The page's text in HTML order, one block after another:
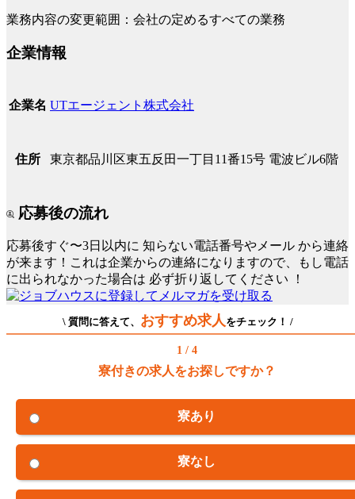
業務内容の変更範囲：会社の定めるすべての業務
企業情報
企業名 UTエージェント株式会社
住所 東京都品川区東五反田一丁目11番15号 電波ビル6階
応募後の流れ
応募後すぐ〜3日以内に 知らない電話番号やメール から連絡
が来ます！これは企業からの連絡になりますので、もし電話
に出られなかった場合は 必ず折り返してください ！
\ 質問に答えて、 おすすめ求人をチェック！ /
1 / 4
寮付きの求人をお探しですか？
寮あり
寮なし